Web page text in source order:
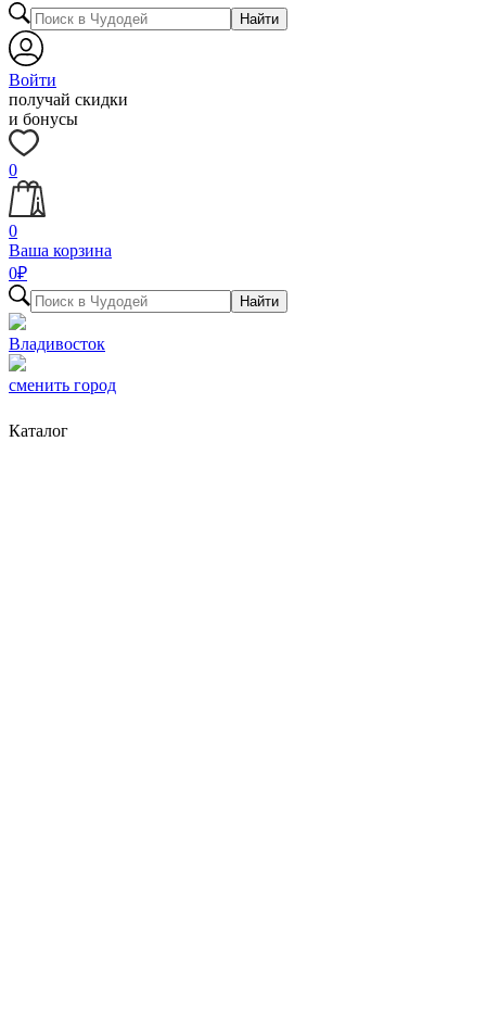
Найти
Войти
получай скидки
и бонусы
0
0
Ваша корзина
0₽
Найти
Владивосток
сменить город
Каталог